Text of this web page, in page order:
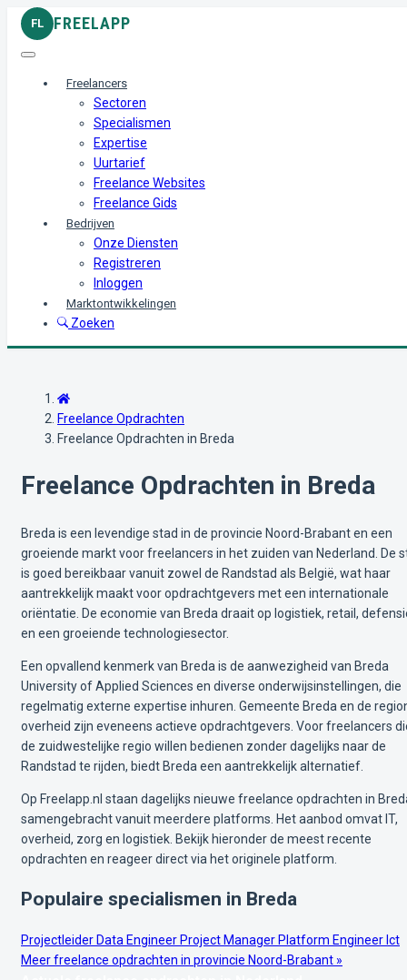
FL FREELAPP
Freelancers
Sectoren
Specialismen
Expertise
Uurtarief
Freelance Websites
Freelance Gids
Bedrijven
Onze Diensten
Registreren
Inloggen
Marktontwikkelingen
Zoeken
Freelance Opdrachten
Freelance Opdrachten in Breda
Freelance Opdrachten in Breda
Breda is een levendige stad in de provincie Noord-Brabant en een
groeiende markt voor freelancers in het zuiden van Nederland. De
is goed bereikbaar vanuit zowel de Randstad als België, wat haar
aantrekkelijk maakt voor opdrachtgevers met een internationale
oriëntatie. De economie van Breda draait op logistiek, retail,
en een groeiende technologiesector.
Een opvallend kenmerk van Breda is de aanwezigheid van Breda
University of Applied Sciences en diverse onderwijsinstellingen, die
regelmatig externe expertise inhuren. Gemeente Breda en de
overheid zijn eveneens actieve opdrachtgevers. Voor freelancers
de zuidwestelijke regio willen bedienen zonder dagelijks naar de
Randstad te rijden, biedt Breda een aantrekkelijk alternatief.
Op Freelapp.nl staan dagelijks nieuwe freelance opdrachten in
samengebracht vanuit meerdere platforms. Het aanbod omvat IT,
overheid, zorg en logistiek. Bekijk hieronder de meest recente
opdrachten en reageer direct via het originele platform.
Populaire specialismen in Breda
Projectleider Data Engineer Project Manager Platform Engineer Ict
Meer freelance opdrachten in provincie Noord-Brabant »